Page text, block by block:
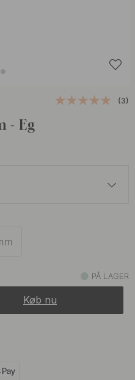
(3)
- Eg
PÅ LAGER
Køb nu